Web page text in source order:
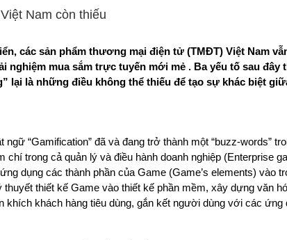
Nam còn thiếu
các sản phẩm thương mại điện tử (TMĐT) Việt Nam
nghiệm mua sắm trực tuyến mới mẻ . Ba yếu tố sau
lại là những điều không thể thiếu để tạo sự khác biệt
ngữ “Gamification” đã và đang trở thành một “buzz-words”
chí trong cả quản lý và điều hành doanh nghiệp (Enterprise
dụng các thành phần của Game (Game’s elements) vào
thuyết thiết kế Game vào thiết kế phần mềm, xây dựng văn
khách hàng tiêu dùng, gắn kết người dùng với các